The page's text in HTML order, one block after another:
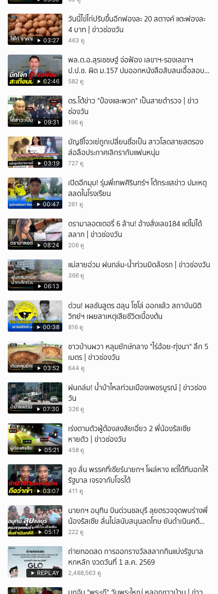
03:27
วันนี้ไข่ไก่ปรับขึ้นอีกฟองละ 20 สตางค์ แตะฟองละ
4 บาท | ข่าวช่องวัน
463 ดู
02:46
พล.ต.อ.สุรเชชษฐ์ จ่อฟ้อง เลขาฯ-รองเลขาฯ
ป.ป.ช. ผิด ม.157 ปมออกหนังสือสับสนเอื้อสอบ
คดีซ้ำซ้อน
582 ดู
09:31
ตร.โต้ข่าว "ป๋องและพวก" เป็นสายตำรวจ | ข่าว
ช่องวัน
196 ดู
03:19
บัญชีโจวเย่ถูกเปลี่ยนชื่อเป็น สาวโสดสายสตรอง
ส่อลือประกาศเลิกรากับแฟนหนุ่ม
727 ดู
00:47
เปิดอีกมุม! รุ่นพี่เทพศิรินทร์ฯ โต้กระแสข่าว ปมเหตุ
สลดในโรงเรียน
261 ดู
08:24
ดรามาลอตเตอรี่ 6 ล้าน! อ้างสั่งเลข184 แต่ไม่ได้
สลาก | ข่าวช่องวัน
206 ดู
06:13
แม่สายอ่วม ฝนถล่ม-น้ำท่วมมิดล้อรถ | ข่าวช่องวัน
366 ดู
00:38
ด่วน! ผลชันสูตร ฮลุน โซโล่ ออกแล้ว สถาบันนิติ
วิทย์ฯ เผยสาเหตุเสียชีวิตเบื้องต้น
816 ดู
03:52
ชาวบ้านผวา หลุมยักษ์กลาง "ไร่อ้อย-ทุ่งนา" ลึก 5
เมตร | ข่าวช่องวัน
644 ดู
07:30
ฝนถล่ม! น้ำป่าไหลท่วมเมืองเพชรบูรณ์ | ข่าวช่อง
วัน
326 ดู
05:21
เร่งตามตัวผู้ต้องสงสัยเอี่ยว 2 พี่น้องรัสเซีย
หายตัว | ข่าวช่องวัน
458 ดู
03:07
ลุง ลั่น พรรคที่เชียร์นายกฯ โผล่หาง แต่ได้ทีบอกให้
รัฐบาล เจรจากับโจรใต้
411 ดู
05:17
นายกฯ อนุทิน บินด่วนชลบุรี ลุยตรวจจุดพบร่างพี่
น้องรัสเซีย ลั่นไม่สนับสนุนลดโทษ ยันดำเนินคดี
ถึงที่สุด
222 ดู
REPLAY
ถ่ายทอดสด การออกรางวัลสลากกินแบ่งรัฐบาล
หกหลัก งวดวันที่ 1 ส.ค. 2569
2,488,563 ดู